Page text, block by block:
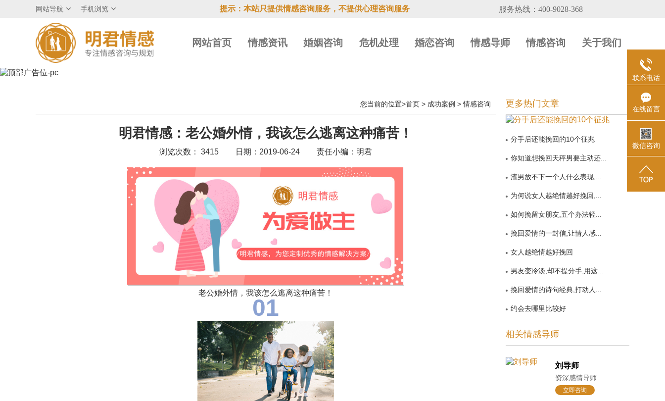
提示：本站只提供情感咨询服务，不提供心理咨询服务
网站导航 手机浏览
网站首页 情感资讯 婚姻咨询 危机处理 婚恋咨询 情感导师 情感咨询 关于我们
您当前的位置>首页 > 成功案例 > 情感咨询
明君情感：老公婚外情，我该怎么逃离这种痛苦！
浏览次数： 3415 日期：2019-06-24 责任小编：明君
老公婚外情，我该怎么逃离这种痛苦！
01
更多热门文章
分手后还能挽回的10个征兆
你知道想挽回天秤男要主动还...
渣男放不下一个人什么表现,...
为何说女人越绝情越好挽回,...
如何挽留女朋友,五个办法轻...
挽回爱情的一封信,让情人感...
女人越绝情越好挽回
男友变冷淡,却不提分手,用这...
挽回爱情的诗句经典,打动人...
约会去哪里比较好
相关情感导师
刘导师
资深感情导师
立即咨询
联系电话
在线留言
微信咨询